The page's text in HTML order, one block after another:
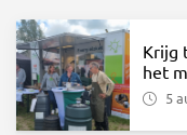
Krijg
het
5